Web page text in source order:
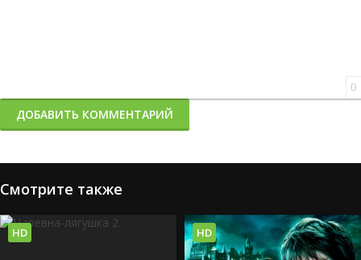
0
ДОБАВИТЬ КОММЕНТАРИЙ
Смотрите также
HD HD